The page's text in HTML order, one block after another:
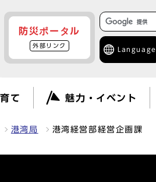
防災ポータル
外部リンク
Language
て 魅力・イベント
港湾局 港湾経営部経営企画課